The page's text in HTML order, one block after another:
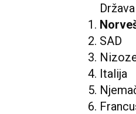
1.
2.
3.
4.
5.
6.